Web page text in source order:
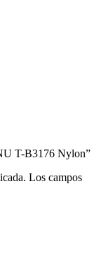
T-B3176 Nylon”
Los campos